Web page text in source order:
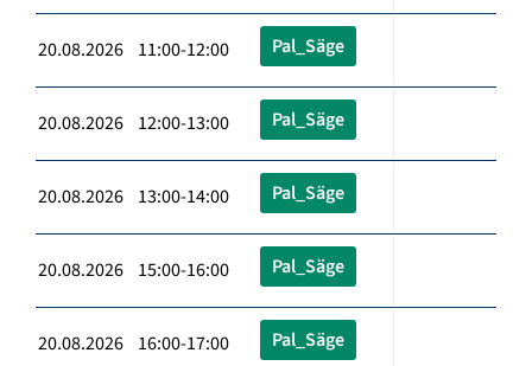
20.08.2026 11:00-12:00 Pal_Säge
20.08.2026 12:00-13:00 Pal_Säge
20.08.2026 13:00-14:00 Pal_Säge
20.08.2026 15:00-16:00 Pal_Säge
20.08.2026 16:00-17:00 Pal_Säge